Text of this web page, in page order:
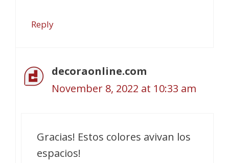
Reply
decoraonline.com
November 8, 2022 at 10:33 am
Gracias! Estos colores avivan los
espacios!